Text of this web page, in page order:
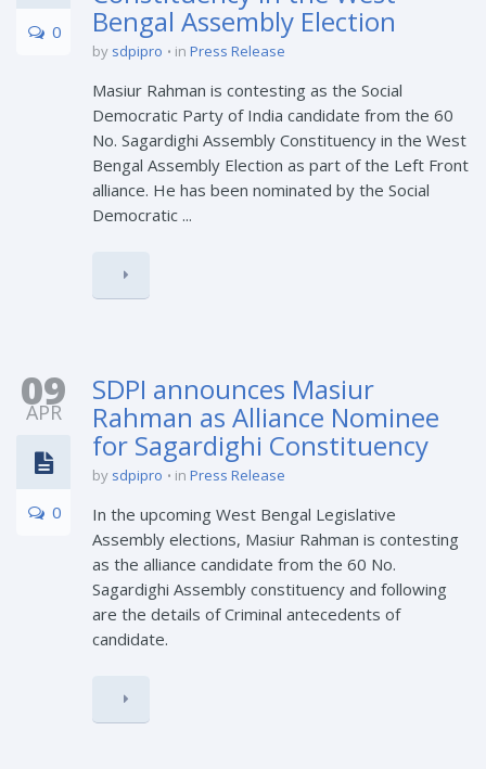
0 Bengal Assembly Election
by sdpipro in Press Release
Masiur Rahman is contesting as the Social
Democratic Party of India candidate from the 60
No. Sagardighi Assembly Constituency in the West
Bengal Assembly Election as part of the Left Front
alliance. He has been nominated by the Social
Democratic ...
09
APR
0
SDPI announces Masiur
Rahman as Alliance Nominee
for Sagardighi Constituency
by sdpipro in Press Release
In the upcoming West Bengal Legislative
Assembly elections, Masiur Rahman is contesting
as the alliance candidate from the 60 No.
Sagardighi Assembly constituency and following
are the details of Criminal antecedents of
candidate.